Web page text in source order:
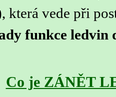
která vede při
funkce ledvin
Co je ZÁNĚT